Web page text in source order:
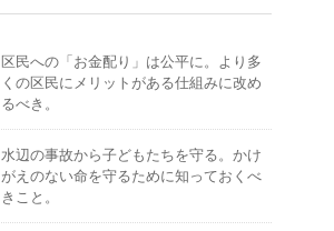
区民への「お金配り」は公平に。より多
くの区民にメリットがある仕組みに改め
るべき。
水辺の事故から子どもたちを守る。かけ
がえのない命を守るために知っておくべ
きこと。